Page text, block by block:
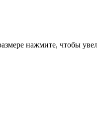
нажмите, чтобы